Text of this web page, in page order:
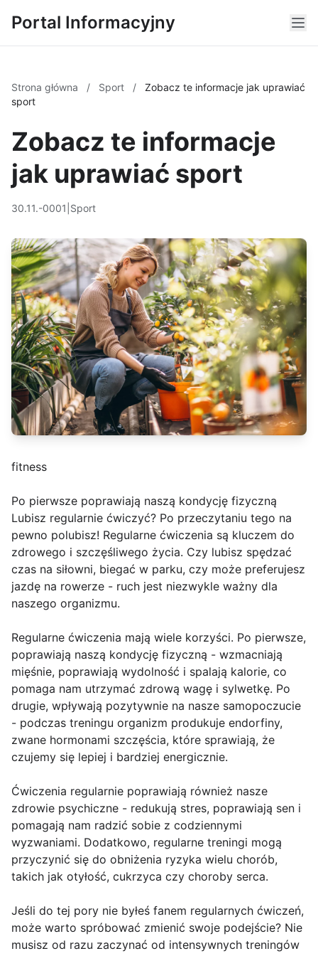
Portal Informacyjny
Strona główna / Sport /
Zobacz te informacje jak uprawiać
sport
Zobacz te informacje
jak uprawiać sport
30.11.-0001 Sport
fitness
Po pierwsze poprawiają naszą kondycję fizyczną
Lubisz regularnie ćwiczyć? Po przeczytaniu tego na
pewno polubisz! Regularne ćwiczenia są kluczem do
zdrowego i szczęśliwego życia. Czy lubisz spędzać
czas na siłowni, biegać w parku, czy może preferujesz
jazdę na rowerze - ruch jest niezwykle ważny dla
naszego organizmu.
Regularne ćwiczenia mają wiele korzyści. Po pierwsze,
poprawiają naszą kondycję fizyczną - wzmacniają
mięśnie, poprawiają wydolność i spalają kalorie, co
pomaga nam utrzymać zdrową wagę i sylwetkę. Po
drugie, wpływają pozytywnie na nasze samopoczucie
- podczas treningu organizm produkuje endorfiny,
zwane hormonami szczęścia, które sprawiają, że
czujemy się lepiej i bardziej energicznie.
Ćwiczenia regularnie poprawiają również nasze
zdrowie psychiczne - redukują stres, poprawiają sen i
pomagają nam radzić sobie z codziennymi
wyzwaniami. Dodatkowo, regularne treningi mogą
przyczynić się do obniżenia ryzyka wielu chorób,
takich jak otyłość, cukrzyca czy choroby serca.
Jeśli do tej pory nie byłeś fanem regularnych ćwiczeń,
może warto spróbować zmienić swoje podejście? Nie
musisz od razu zaczynać od intensywnych treningów